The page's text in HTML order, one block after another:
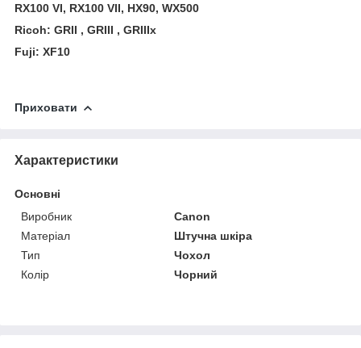
RX100 VI, RX100 VII, HX90, WX500
Ricoh: GRII , GRIII , GRIIIx
Fuji: XF10
Приховати
Характеристики
Основні
Виробник
Canon
Матеріал
Штучна шкіра
Тип
Чохол
Колір
Чорний